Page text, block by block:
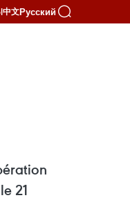
中文Русский
21